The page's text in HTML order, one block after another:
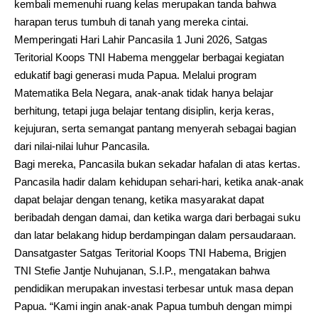
kembali memenuhi ruang kelas merupakan tanda bahwa
harapan terus tumbuh di tanah yang mereka cintai.
Memperingati Hari Lahir Pancasila 1 Juni 2026, Satgas
Teritorial Koops TNI Habema menggelar berbagai kegiatan
edukatif bagi generasi muda Papua. Melalui program
Matematika Bela Negara, anak-anak tidak hanya belajar
berhitung, tetapi juga belajar tentang disiplin, kerja keras,
kejujuran, serta semangat pantang menyerah sebagai bagian
dari nilai-nilai luhur Pancasila.
Bagi mereka, Pancasila bukan sekadar hafalan di atas kertas.
Pancasila hadir dalam kehidupan sehari-hari, ketika anak-anak
dapat belajar dengan tenang, ketika masyarakat dapat
beribadah dengan damai, dan ketika warga dari berbagai suku
dan latar belakang hidup berdampingan dalam persaudaraan.
Dansatgaster Satgas Teritorial Koops TNI Habema, Brigjen
TNI Stefie Jantje Nuhujanan, S.I.P., mengatakan bahwa
pendidikan merupakan investasi terbesar untuk masa depan
Papua. “Kami ingin anak-anak Papua tumbuh dengan mimpi